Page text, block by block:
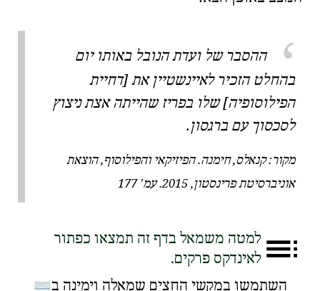
ההסבר של ועדת הנובל באותו יום
בהחלט הזכיר לאיינשטיין את [דחיית
הפילוסופיה] שלו בפריז שהייתה אצת ניצוץ
לסכסוך עם ברגסון.
מקור:קנאלס, חימנה. הפיזיקאי והפילוסוף, הוצאת
אוניברסיטת פרינסטון, 2015. עמ' 177
למטה משמאל בדף זה תמצאו כפתור
לאינדקס פרקים.
השתמשו במקשי החצים שמאלה וימינה ב⌨